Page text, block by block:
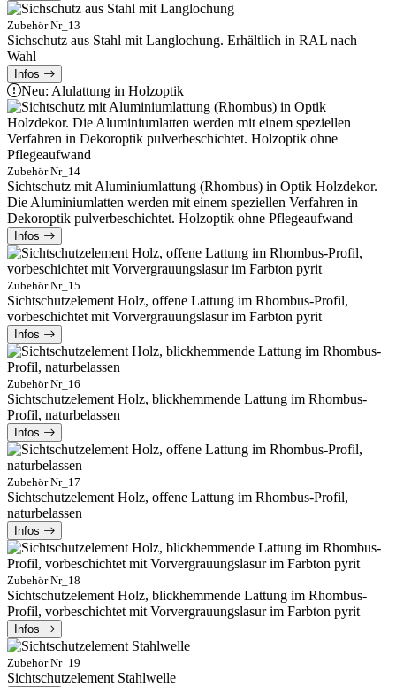
Zubehör Nr_13
Sichschutz aus Stahl mit Langlochung. Erhältlich in RAL nach
Wahl
Infos
Neu: Alulattung in Holzoptik
Zubehör Nr_14
Sichtschutz mit Aluminiumlattung (Rhombus) in Optik Holzdekor.
Die Aluminiumlatten werden mit einem speziellen Verfahren in
Dekoroptik pulverbeschichtet. Holzoptik ohne Pflegeaufwand
Infos
Zubehör Nr_15
Sichtschutzelement Holz, offene Lattung im Rhombus-Profil,
vorbeschichtet mit Vorvergrauungslasur im Farbton pyrit
Infos
Zubehör Nr_16
Sichtschutzelement Holz, blickhemmende Lattung im Rhombus-
Profil, naturbelassen
Infos
Zubehör Nr_17
Sichtschutzelement Holz, offene Lattung im Rhombus-Profil,
naturbelassen
Infos
Zubehör Nr_18
Sichtschutzelement Holz, blickhemmende Lattung im Rhombus-
Profil, vorbeschichtet mit Vorvergrauungslasur im Farbton pyrit
Infos
Zubehör Nr_19
Sichtschutzelement Stahlwelle